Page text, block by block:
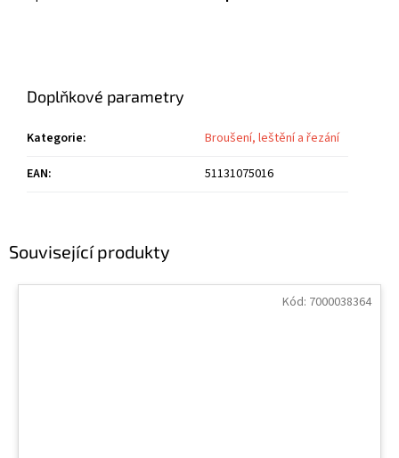
Související produkty
Kód: 7000038364
Doplňkové parametry
Kategorie:
Broušení, leštění a řezání
EAN: 51131075016